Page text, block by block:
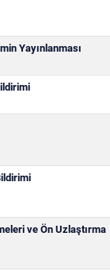
Yayınlanması
ve Ön Uzlaştırma